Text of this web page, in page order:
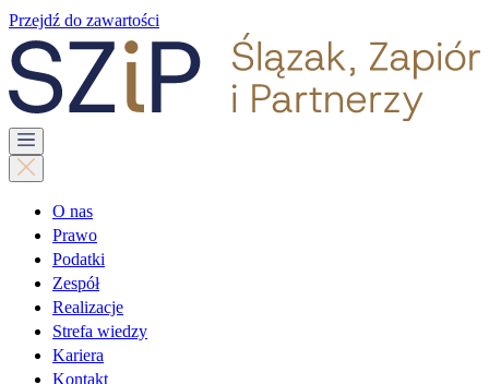
Przejdź do zawartości
O nas
Prawo
Podatki
Zespół
Realizacje
Strefa wiedzy
Kariera
Kontakt